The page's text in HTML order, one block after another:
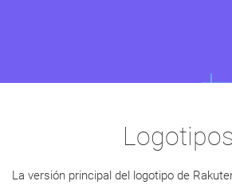
Logotipos
La versión principal del logotipo de